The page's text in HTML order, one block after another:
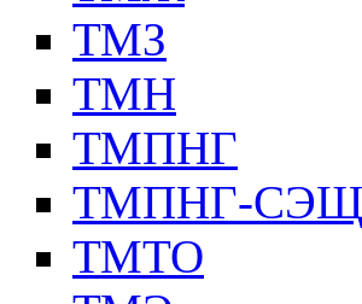
ТМЗ
ТМН
ТМПНГ
ТМПНГ-СЭЩ
ТМТО